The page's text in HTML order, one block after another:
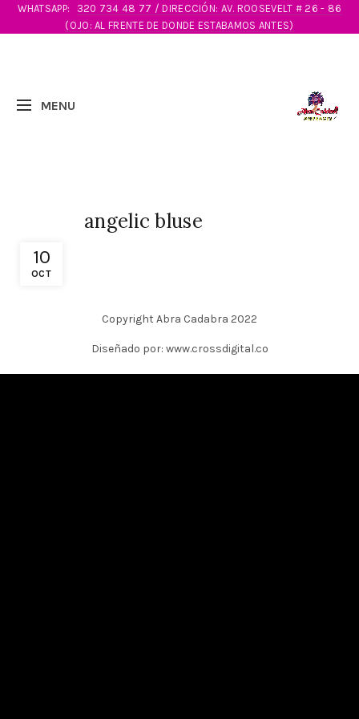
WHATSAPP:
320 734 48 77 / DIRECCIÓN: AV. ROOSEVELT # 26 - 86
(OJO: AL FRENTE DE DONDE ESTABAMOS ANTES)
10
OCT
angelic bluse
Copyright Abra Cadabra 2022
Diseñado por: www.crossdigital.co